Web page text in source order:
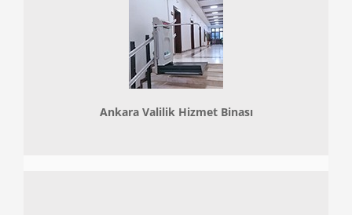
Ankara Valilik Hizmet Binası